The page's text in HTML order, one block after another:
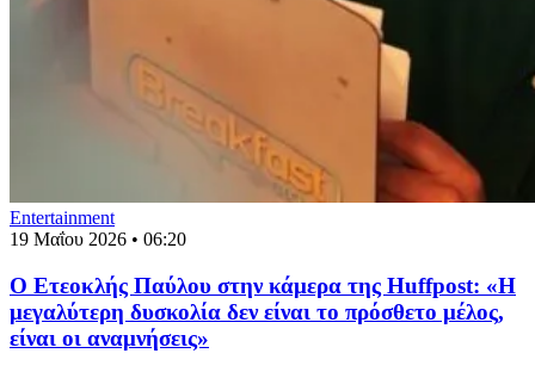
Entertainment
19 Μαΐου 2026 • 06:20
Ο Ετεοκλής Παύλου στην κάμερα της Huffpost: «Η
μεγαλύτερη δυσκολία δεν είναι το πρόσθετο μέλος,
είναι οι αναμνήσεις»